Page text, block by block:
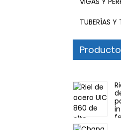
TUBERÍAS Y